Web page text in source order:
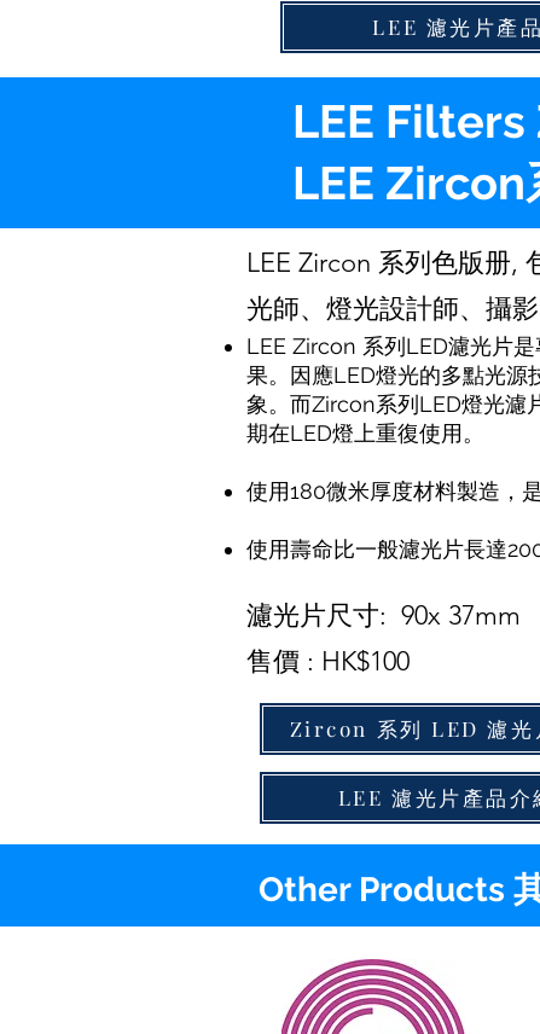
LEE 濾光片產
LEE
LEE Zircon
LEE Zircon 系列色版册,
光師、燈光設計師、攝
LEE Zircon 系列LED濾光片
果。因應LED燈光的多點光源
象。而Zircon系列LED燈光濾
期在LED燈上重復使用。
使用180微米厚度材料製造，
使用壽命比一般濾光片長達
濾光片尺寸: 90x 37mm
售價 : HK$100
Zircon 系列 LED 濾光
LEE 濾光片產品介
Other Products